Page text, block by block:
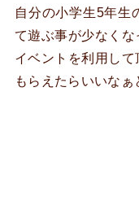
自分の小学生5年生
て遊ぶ事が少なく
イベントを利用し
もらえたらいいなぁ